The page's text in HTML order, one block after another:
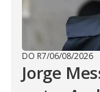
DO R7/06/08/2026
Jorge